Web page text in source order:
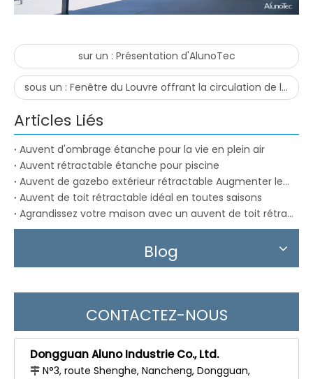
sur un : Présentation d'AlunoTec
sous un : Fenêtre du Louvre offrant la circulation de l'air
Articles Liés
Auvent d'ombrage étanche pour la vie en plein air
Auvent rétractable étanche pour piscine
Auvent de gazebo extérieur rétractable Augmenter les valeurs
Auvent de toit rétractable idéal en toutes saisons
Agrandissez votre maison avec un auvent de toit rétractable
Blog
CONTACTEZ-NOUS
Dongguan Aluno Industrie Co., Ltd.
 N°3, route Shenghe, Nancheng, Dongguan,